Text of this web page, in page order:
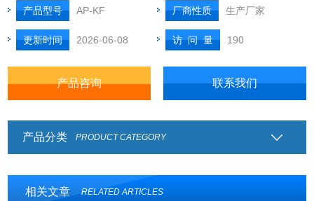
大型电子产品的研发验证与批量老化测试，是企业实验室、质
检中心、生产线老化测试的核心专用设备。
产品型号 AP-KF 厂商性质 生产厂家
更新时间 2026-06-08 访 问 量 190
产品咨询 联系我们
产品分类 PRODUCT CATEGORY
相关文章 RELATED ARTICLES